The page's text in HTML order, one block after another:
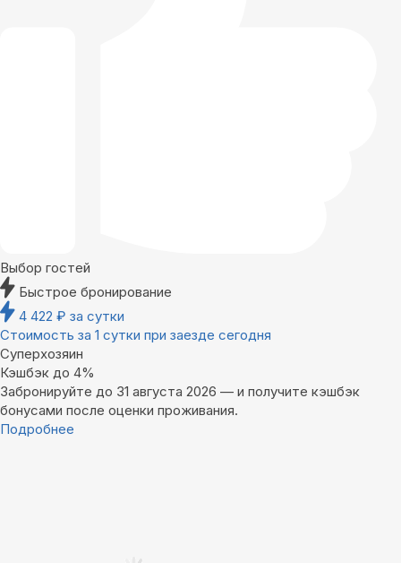
Выбор гостей
Быстрое бронирование
4 422 ₽ за сутки
Стоимость за 1 сутки при заезде сегодня
Суперхозяин
Кэшбэк до 4%
Забронируйте до 31 августа 2026 — и получите кэшбэк
бонусами после оценки проживания.
Подробнее